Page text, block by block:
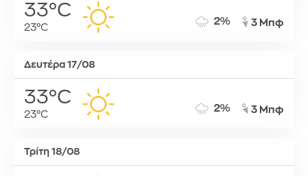
33°C
23°C
2% 3 Μπφ
Δευτέρα 17/08
33°C
23°C
2% 3 Μπφ
Τρίτη 18/08